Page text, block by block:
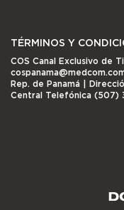
TÉRMINOS Y
COS Canal Exclusivo de
Rep. de Panamá |
Central Telefónica (507)